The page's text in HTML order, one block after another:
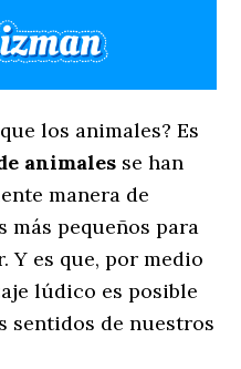
los animales? Es
animales se han
manera de
pequeños para
Y es que, por medio
lúdico es posible
sentidos de nuestros